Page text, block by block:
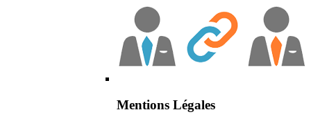
Mentions Légales